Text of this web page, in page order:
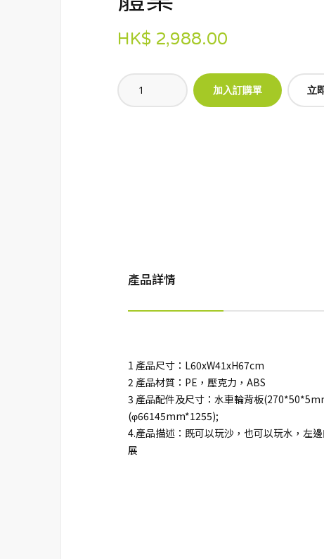
HK$ 2,988.00
立
產品詳情
1 產品尺寸：L60xW41xH67cm
2 產品材質：PE，壓克力，ABS
3 產品配件及尺寸：水車輪背板
(φ66145mm*1255);
4.產品描述：既可以玩沙，也可以玩水，左
展